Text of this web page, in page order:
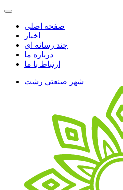
صفحه اصلی
اخبار
چند رسانه ای
درباره ما
ارتباط با ما
شهر صنعتی رشت